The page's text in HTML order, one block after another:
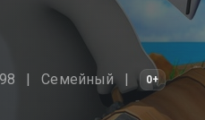
Cемейный 0+